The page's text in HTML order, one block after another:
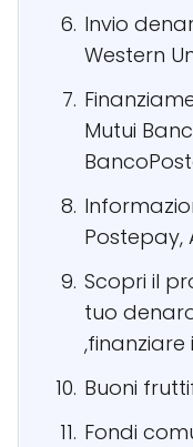
Invio
Western
Mutui
Postepay,
Scopri il
tuo
Buoni
Fondi